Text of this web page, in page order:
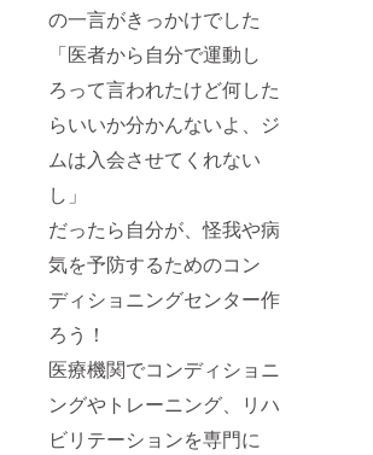
の一言がきっかけでした
「医者から自分で運動し
ろって言われたけど何した
らいいか分かんないよ、ジ
ムは入会させてくれない
し」
だったら自分が、怪我や病
気を予防するためのコン
ディショニングセンター作
ろう！
医療機関でコンディショニ
ングやトレーニング、リハ
ビリテーションを専門に